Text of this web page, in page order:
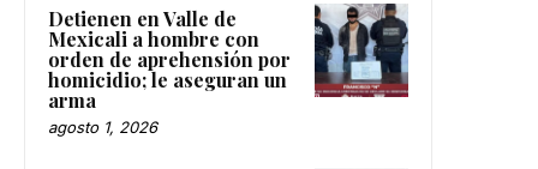
Detienen en Valle de
Mexicali a hombre con
orden de aprehensión por
homicidio; le aseguran un
arma
agosto 1, 2026